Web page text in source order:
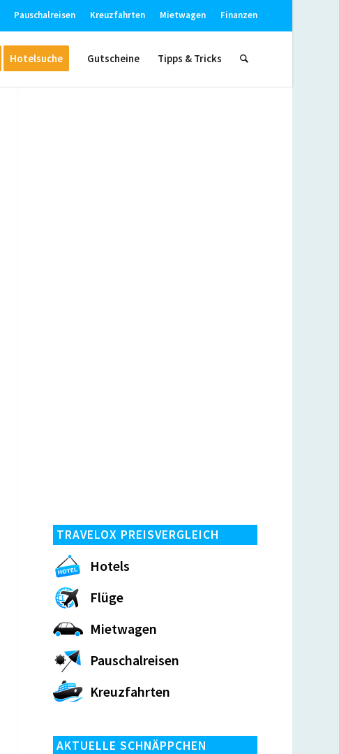
Pauschalreisen Kreuzfahrten Mietwagen Finanzen
Hotelsuche Gutscheine Tipps & Tricks
TRAVELOX PREISVERGLEICH
Hotels
Flüge
Mietwagen
Pauschalreisen
Kreuzfahrten
AKTUELLE SCHNÄPPCHEN